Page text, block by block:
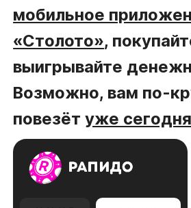
мобильное
«Столото»,
выигрывайте
Возможно, вам по-
повезётуже сегодня